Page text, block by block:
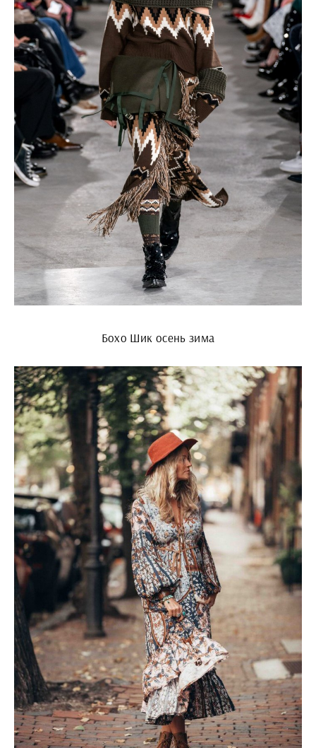
Бохо Шик осень зима